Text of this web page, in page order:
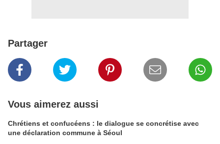
Partager
Vous aimerez aussi
Chrétiens et confucéens : le dialogue se concrétise avec
une déclaration commune à Séoul